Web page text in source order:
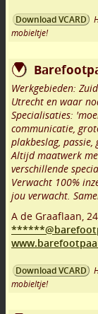
Download VCARD
mobieltje!
Werkgebieden:
Utrecht en waar
Specialisaties:
communicatie,
plakbeslag, passie,
Altijd maatwerk
verschillende
Verwacht 100%
jou verwacht.
A de Graaflaan,
Download VCARD
mobieltje!